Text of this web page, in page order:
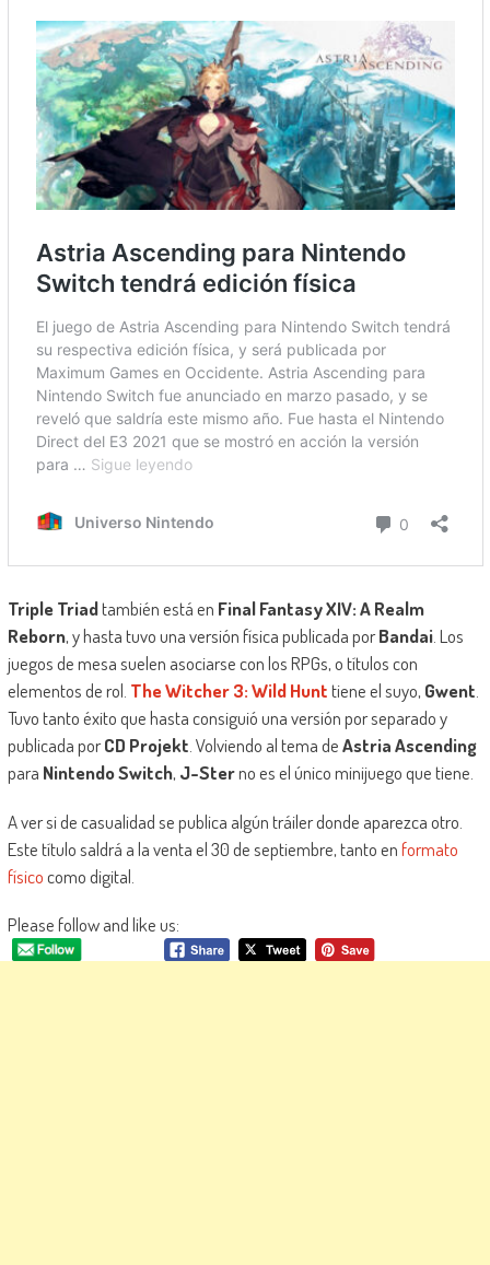
Triple Triadtambién está en Final Fantasy XIV: A Realm
Reborn, y hasta tuvo una versión física publicada porBandai. Los
juegos de mesa suelen asociarse con los RPGs, o títulos con
elementos de rol. The Witcher 3: Wild Hunttiene el suyo, Gwent
Tuvo tanto éxito que hasta consiguió una versión por separado y
publicada porCD Projekt . Volviendo al tema deAstria Ascending
para Nintendo Switch, J-Sterno es el único minijuego que tiene.
A ver si de casualidad se publica algún tráiler donde aparezca otro.
Este título saldrá a la venta el 30 de septiembre, tanto enformato
físicocomo digital.
Please follow and like us: